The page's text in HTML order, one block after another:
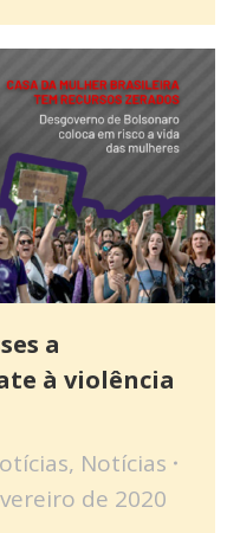
a
à violência
, Notícias
de 2020